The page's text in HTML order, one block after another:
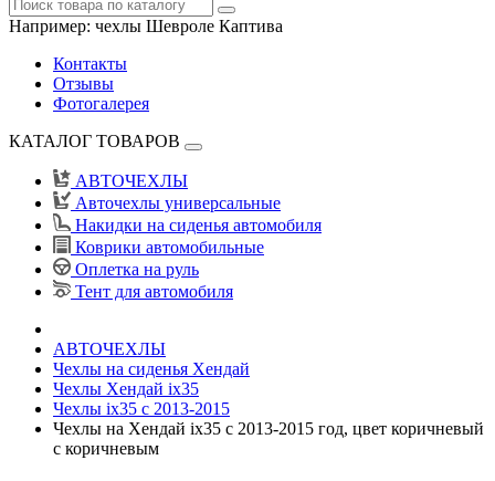
Например: чехлы Шевроле Каптива
Контакты
Отзывы
Фотогалерея
КАТАЛОГ ТОВАРОВ
АВТОЧЕХЛЫ
Авточехлы универсальные
Накидки на сиденья автомобиля
Коврики автомобильные
Оплетка на руль
Тент для автомобиля
АВТОЧЕХЛЫ
Чехлы на сиденья Хендай
Чехлы Хендай ix35
Чехлы ix35 c 2013-2015
Чехлы на Хендай ix35 с 2013-2015 год, цвет коричневый
с коричневым